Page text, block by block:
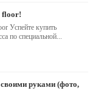
floor!
Успейте купить
по специальной...